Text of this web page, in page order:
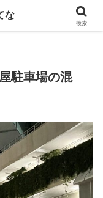
駐車場の混
検索